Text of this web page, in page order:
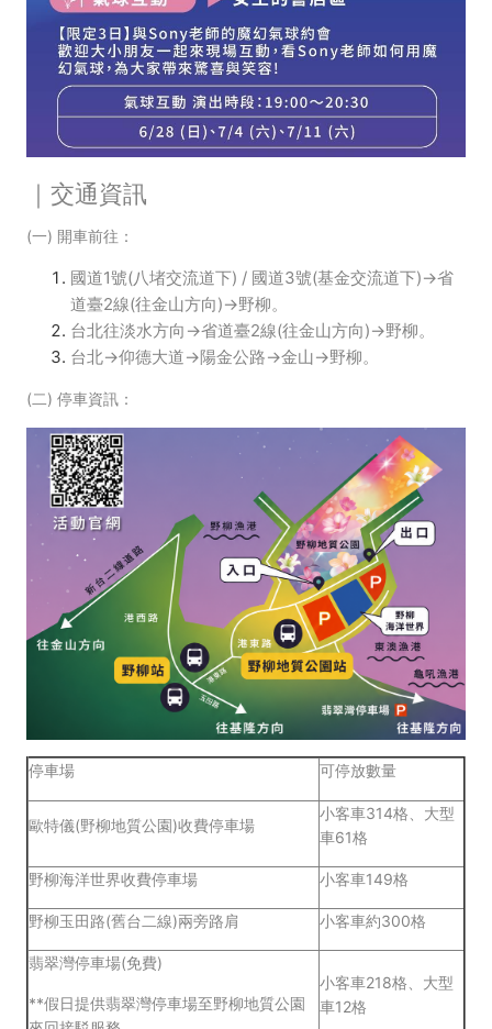
｜交通資訊
(一) 開車前往：
國道1號(八堵交流道下) / 國道3號(基金交流道下)→省
道臺2線(往金山方向)→野柳。
台北往淡水方向→省道臺2線(往金山方向)→野柳。
台北→仰德大道→陽金公路→金山→野柳。
(二) 停車資訊：
停車場 可停放數量
歐特儀(野柳地質公園)收費停車場
小客車314格、大型
車61格
野柳海洋世界收費停車場 小客車149格
野柳玉田路(舊台二線)兩旁路肩 小客車約300格
翡翠灣停車場(免費)
**假日提供翡翠灣停車場至野柳地質公園
小客車218格、大型
車12格